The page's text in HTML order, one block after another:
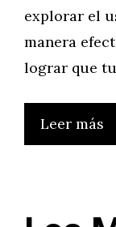
explorar el
manera
lograr que
Leer más